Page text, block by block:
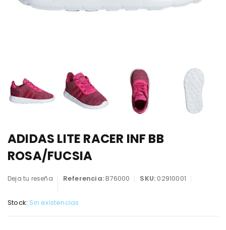
ADIDAS LITE RACER INF BB
ROSA/FUCSIA
Deja tu reseña Referencia:B76000 SKU:02910001
Stock: Sin existencias